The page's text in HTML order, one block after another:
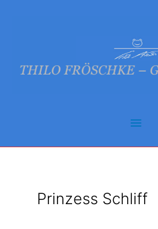
Prinzess Schliff